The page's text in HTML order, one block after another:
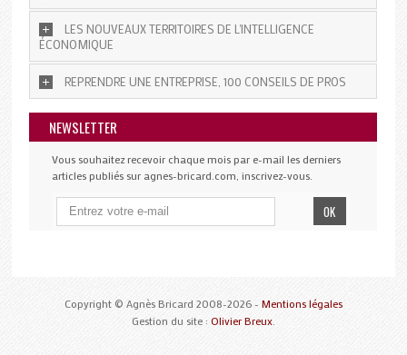
LES NOUVEAUX TERRITOIRES DE L'INTELLIGENCE
ÉCONOMIQUE
REPRENDRE UNE ENTREPRISE, 100 CONSEILS DE PROS
NEWSLETTER
Vous souhaitez recevoir chaque mois par e-mail les derniers
articles publiés sur agnes-bricard.com, inscrivez-vous.
Copyright © Agnès Bricard 2008-2026 - Mentions légales
Gestion du site : Olivier Breux.